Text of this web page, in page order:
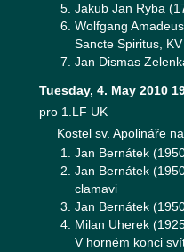
Jakub Jan Ryba
Wolfgang
Sancte Spiritus,
Jan Dismas
Tuesday, 4. May 2010
pro 1.LF UK
Kostel sv. Apolináře
Jan Bernátek
Jan Bernátek
clamavi
Jan Bernátek
Milan Uherek
V horném konci